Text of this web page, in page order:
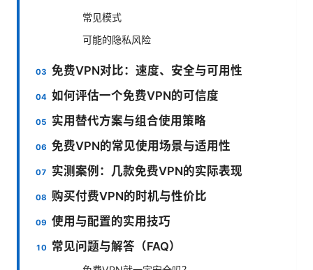
常见模式
可能的隐私风险
免费VPN对比：速度、安全与可用性
如何评估一个免费VPN的可信度
实用替代方案与组合使用策略
免费VPN的常见使用场景与适用性
实测案例：几款免费VPN的实际表现
购买付费VPN的时机与性价比
使用与配置的实用技巧
常见问题与解答（FAQ）